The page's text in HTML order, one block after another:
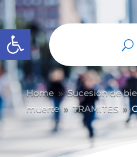
Abrir barra de herramientas
Home 9 Sucesión de
muerte 9 TRAMITES 9